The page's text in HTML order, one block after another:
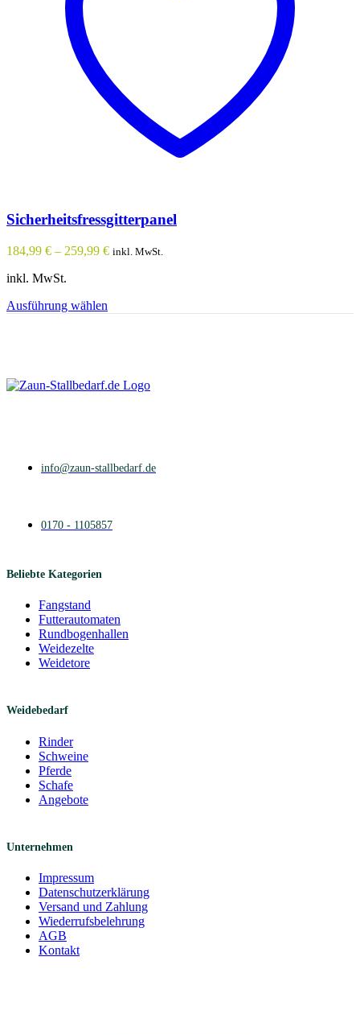
Sicherheitsfressgitterpanel
184,99 € – 259,99 € inkl. MwSt.
inkl. MwSt.
Ausführung wählen
Die
Produktseite
info@zaun-stallbedarf.de
0170 - 1105857
Beliebte Kategorien
Fangstand
Futterautomaten
Rundbogenhallen
Weidezelte
Weidetore
Weidebedarf
Rinder
Schweine
Pferde
Schafe
Angebote
Unternehmen
Impressum
Datenschutzerklärung
Versand und Zahlung
Wiederrufsbelehrung
AGB
Kontakt